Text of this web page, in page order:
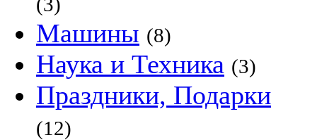
Машины (8)
Наука и Техника (3)
Праздники, Подарки
(12)